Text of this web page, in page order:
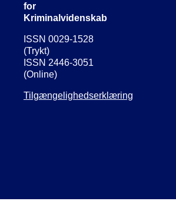
for
Kriminalvidenskab
ISSN 0029-1528
(Trykt)
ISSN 2446-3051
(Online)
Tilgængelighedserklæring